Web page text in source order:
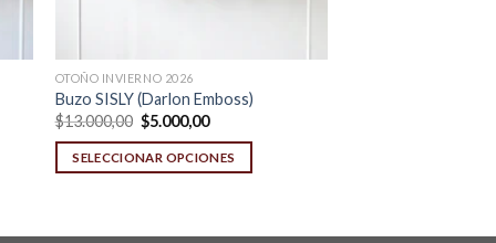
OTOÑO INVIERNO 2026
Buzo SISLY (Darlon Emboss)
$13.000,00 Original
price
was:
$13.000,00.
$5.000,00Current
is:
$5.000,00.
SELECCIONAR OPCIONES
has